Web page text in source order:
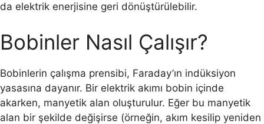
da elektrik enerjisine geri dönüştürülebilir.
Bobinler Nasıl Çalışır?
Bobinlerin çalışma prensibi, Faraday’ın indüksiyon
yasasına dayanır. Bir elektrik akımı bobin içinde
akarken, manyetik alan oluşturulur. Eğer bu manyetik
alan bir şekilde değişirse (örneğin, akım kesilip yeniden